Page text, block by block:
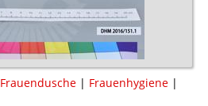
Frauendusche | Frauenhygiene |